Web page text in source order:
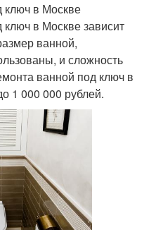
ключ в Москве
в Москве зависит
ванной,
и сложность
ванной под ключ в
1 000 000 рублей.